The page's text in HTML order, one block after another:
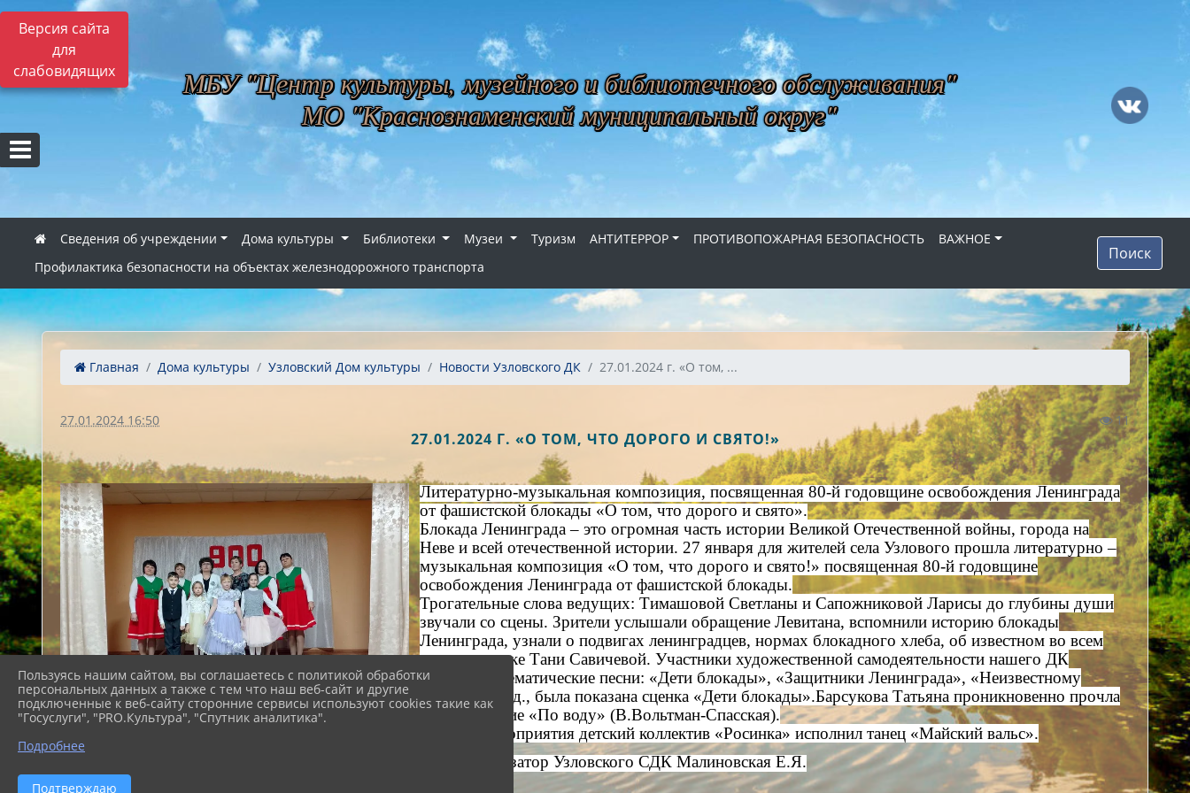
Версия сайта
для
слабовидящих
МБУ "Центр культуры, музейного и библиотечного обслуживания"
МО "Краснознаменский муниципальный округ"
Сведения об учреждении Дома культуры Библиотеки Музеи Туризм АНТИТЕРРОР ПРОТИВОПОЖАРНАЯ БЕЗОПАСНОСТЬ
ВАЖНОЕ
Профилактика безопасности на объектах железнодорожного транспорта
Поиск
Главная Дома культуры Узловский Дом культуры Новости Узловского ДК 27.01.2024 г. «О том, ...
27.01.2024 16:50 11
27.01.2024 Г. «О ТОМ, ЧТО ДОРОГО И СВЯТО!»
Литературно-музыкальная композиция, посвященная 80-й годовщине освобождения Ленинграда
от фашистской блокады «О том, что дорого и свято».
Блокада Ленинграда – это огромная часть истории Великой Отечественной войны, города на
Неве и всей отечественной истории. 27 января для жителей села Узлового прошла литературно –
музыкальная композиция «О том, что дорого и свято!» посвященная 80-й годовщине
освобождения Ленинграда от фашистской блокады.
Трогательные слова ведущих: Тимашовой Светланы и Сапожниковой Ларисы до глубины души
звучали со сцены. Зрители услышали обращение Левитана, вспомнили историю блокады
Ленинграда, узнали о подвигах ленинградцев, нормах блокадного хлеба, об известном во всем
мире дневнике Тани Савичевой. Участники художественной самодеятельности нашего ДК
исполнили тематические песни: «Дети блокады», «Защитники Ленинграда», «Неизвестному
солдату» и т.д., была показана сценка «Дети блокады».Барсукова Татьяна проникновенно прочла
стихотворение «По воду» (В.Вольтман-Спасская).
В конце мероприятия детский коллектив «Росинка» исполнил танец «Майский вальс».
Культорганизатор Узловского СДК Малиновская Е.Я.
Пользуясь нашим сайтом, вы соглашаетесь с политикой обработки
персональных данных а также с тем что наш веб-сайт и другие
подключенные к веб-сайту сторонние сервисы используют cookies такие как
"Госуслуги", "PRO.Культура", "Спутник аналитика".
Подробнее
Подтверждаю